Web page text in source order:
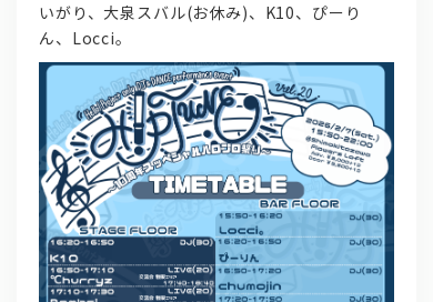
いがり、大泉スバル(お休み)、K10、ぴーり
ん、Locci。